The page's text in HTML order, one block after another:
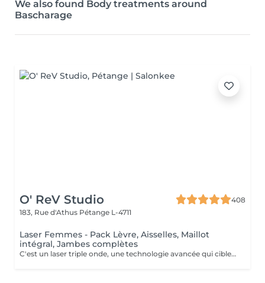
We also found Body treatments around
Bascharage
O' ReV Studio
408
183, Rue d'Athus Pétange L-4711
Laser Femmes - Pack Lèvre, Aisselles, Maillot
intégral, Jambes complètes
C'est un laser triple onde, une technologie avancée qui cible efficacement tous les types de poils et de peaux. Grâce à ses trois longueurs d'onde (Alexandrite, Diode et Nd:YAG), il agit en profondeur pour une épilation définitive optimale, tout en assurant un traitement confortable et sécurisé. Ce pack complet inclut l'épilation définitive des lèvres supérieures, aisselles, maillot integral devant et derrière et jambes complètes, pour une peau lisse et sans poils sur le long terme. Contre indications: Grossesse et allaitement Exposition au soleil & solarium 2 jours avant et après Présence de plaies, infections cutanées ou herpès actif Prise de médicaments photo-sensibilisants (Roaccutane, antibiotiques, anti-inflammatoires etc,...) Maladies de peau (eczéma, psoriasis, vitiligo, etc.) Diabète non contrôlé Épilepsie (à cause de la lumière du laser) Implants métalliques ou pacemaker Varices importantes sur la zone traitée